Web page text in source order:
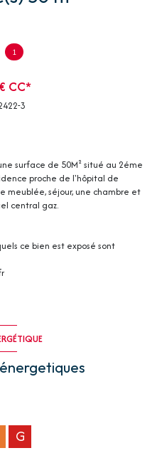
1
CC*
3
surface de 50M² situé au 2éme
proche de l'hôpital de
meublée, séjour, une chambre et
central gaz.
ce bien est exposé sont
G